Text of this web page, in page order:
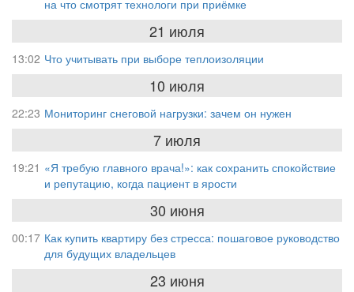
на что смотрят технологи при приёмке
21 июля
13:02 Что учитывать при выборе теплоизоляции
10 июля
22:23 Мониторинг снеговой нагрузки: зачем он нужен
7 июля
19:21 «Я требую главного врача!»: как сохранить спокойствие
и репутацию, когда пациент в ярости
30 июня
00:17 Как купить квартиру без стресса: пошаговое руководство
для будущих владельцев
23 июня